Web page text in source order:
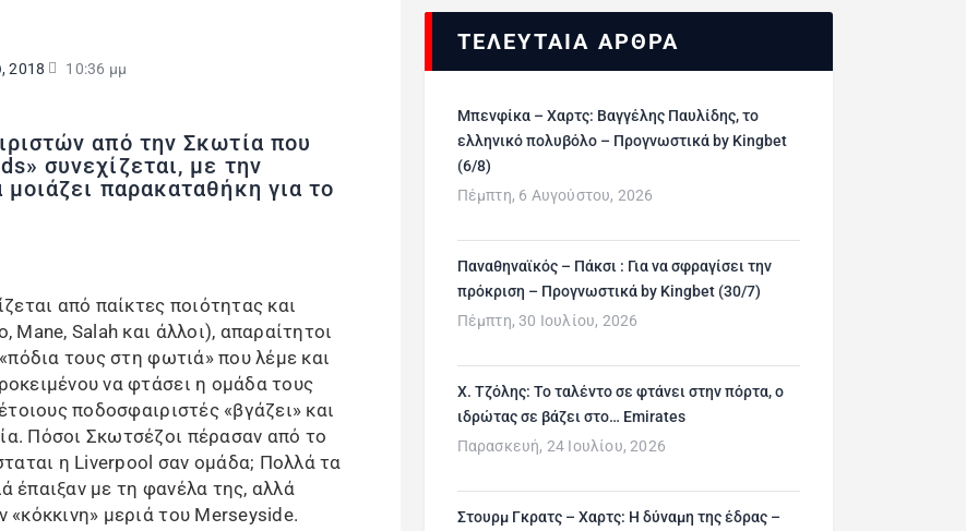
2018 10:36 μμ
από την Σκωτία που
συνεχίζεται, με την
παρακαταθήκη για το
από παίκτες ποιότητας και
Mane, Salah και άλλοι), απαραίτητοι
τους στη φωτιά» που λέμε και
να φτάσει η ομάδα τους
ποδοσφαιριστές «βγάζει» και
Πόσοι Σκωτσέζοι πέρασαν από το
η Liverpool σαν ομάδα; Πολλά τα
έπαιξαν με τη φανέλα της, αλλά
«κόκκινη» μεριά του Merseyside.
ΤΕΛΕΥΤΑΙΑ ΑΡΘΡΑ
Μπενφίκα – Χαρτς: Βαγγέλης Παυλίδης, το
ελληνικό πολυβόλο – Προγνωστικά by Kingbet
(6/8)
Πέμπτη, 6 Αυγούστου, 2026
Παναθηναϊκός – Πάκσι : Για να σφραγίσει την
πρόκριση – Προγνωστικά by Kingbet (30/7)
Πέμπτη, 30 Ιουλίου, 2026
Χ. Τζόλης: Το ταλέντο σε φτάνει στην πόρτα, ο
ιδρώτας σε βάζει στο… Emirates
Παρασκευή, 24 Ιουλίου, 2026
Στουρμ Γκρατς – Χαρτς: Η δύναμη της έδρας –